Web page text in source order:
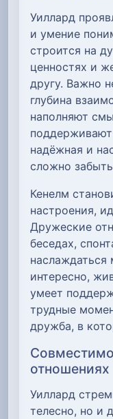
Уиллард
и умение
строится на
ценностях и
другу. Важно
глубина
наполняют
надёжная и
сложно
Кенелм
настроения,
Дружеские
беседах,
интересно,
умеет
трудные
дружба, в
отношениях
Уиллард
телесно, но и